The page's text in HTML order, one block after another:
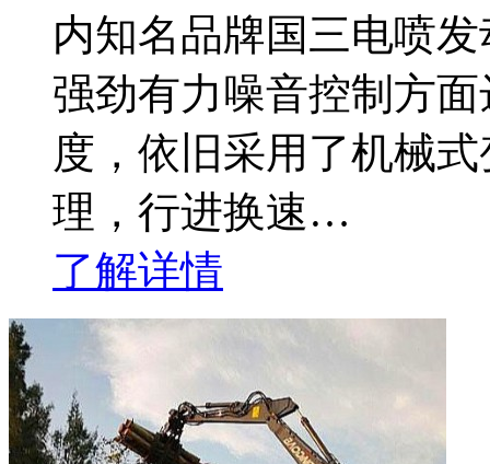
内知名品牌国三电喷
强劲有力噪音控制方
度，依旧采用了机械
理，行进换速…
了解详情